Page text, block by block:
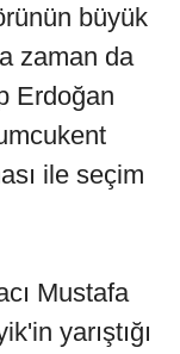
büyük
zaman da
Erdoğan
ile seçim
Mustafa
yarıştığı